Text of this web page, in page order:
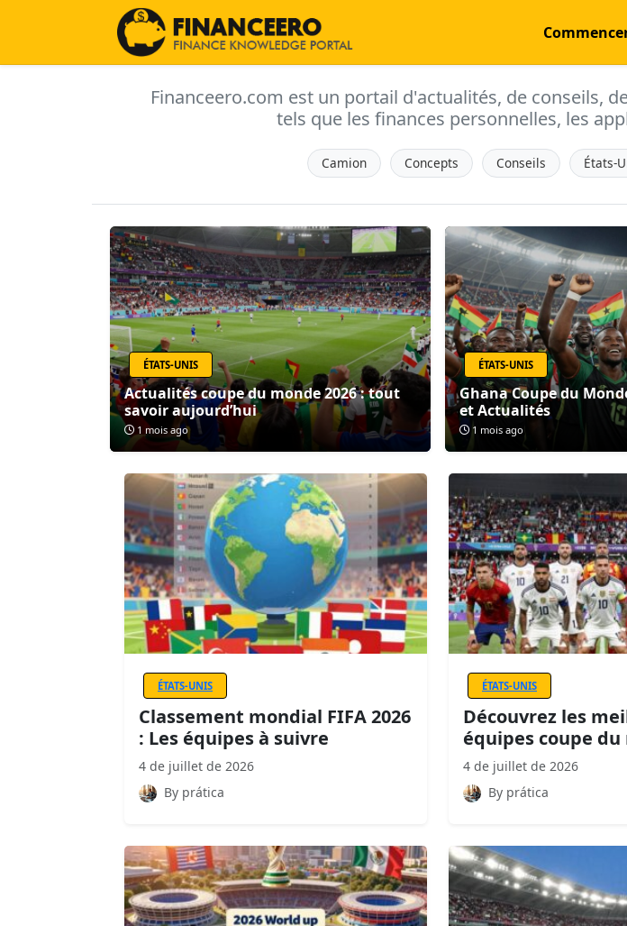
Financeero.com est un portail d'actualités, de conseils,
tels que les finances personnelles, les
Camion Concepts Conseils États-
ÉTATS-UNIS
Actualités coupe du monde 2026 : tout
savoir aujourd’hui
1 mois ago
ÉTATS-UNIS
Ghana Coupe du
et Actualités
1 mois ago
ÉTATS-UNIS
Classement mondial FIFA 2026
: Les équipes à suivre
4 de juillet de 2026
By prática
ÉTATS-UNIS
Découvrez les
équipes coupe du
4 de juillet de 2026
By prática